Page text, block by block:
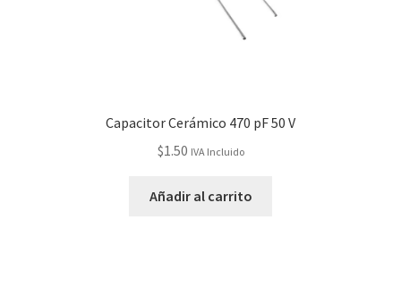
Capacitor Cerámico 470 pF 50 V
$1.50 IVA Incluido
Añadir al carrito